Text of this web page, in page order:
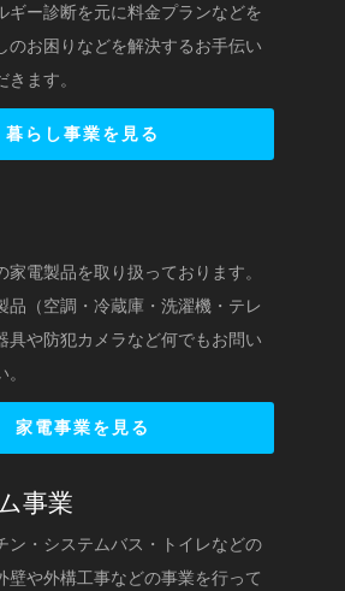
ギー診断を元に料金プランなどを
のお困りなどを解決するお手伝い
ます。
暮らし事業を見る
家電製品を取り扱っております。
品（空調・冷蔵庫・洗濯機・テレ
具や防犯カメラなど何でもお問い
家電事業を見る
事業
ン・システムバス・トイレなどの
壁や外構工事などの事業を行って